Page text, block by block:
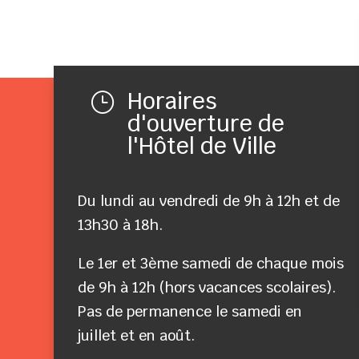
} Horaires
d'ouverture de
l'Hôtel de Ville
Du lundi au vendredi de 9h à 12h et de
13h30 à 18h.
Le 1er et 3ème samedi de chaque mois
de 9h à 12h (hors vacances scolaires).
Pas de permanence le samedi en
juillet et en août.